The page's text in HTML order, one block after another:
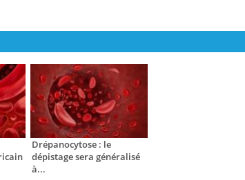
Drépanocytose : le
dépistage sera généralisé
à...